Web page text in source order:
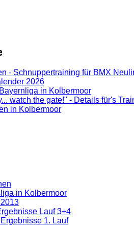
- Schnuppertraining für BMX
2026
in Kolbermoor
watch the gate!" - Details für's
in Kolbermoor
in Kolbermoor
Lauf 3+4
1. Lauf